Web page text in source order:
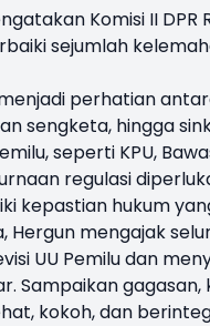
Komisi II
sejumlah
perhatian
sengketa, hingga
seperti KPU,
regulasi
kepastian hukum
Hergun mengajak
UU Pemilu dan
Sampaikan
kokoh, dan